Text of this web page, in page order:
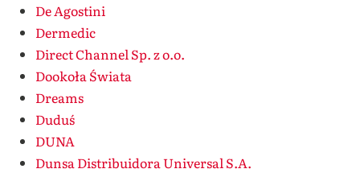
De Agostini
Dermedic
Direct Channel Sp. z o.o.
Dookoła Świata
Dreams
Duduś
DUNA
Dunsa Distribuidora Universal S.A.